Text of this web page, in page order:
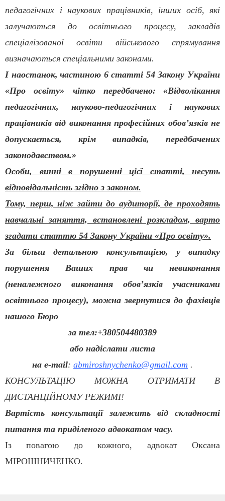
педагогічних і наукових працівників, інших осіб, які
залучаються до освітнього процесу, закладів
спеціалізованої освіти військового спрямування
визначаються спеціальними законами.
І наостанок, частиною 6 статті 54 Закону України
«Про освіту» чітко передбачено:
«Відволікання
педагогічних, науково-педагогічних і наукових
працівників від виконання професійних обов’язків не
допускається, крім випадків, передбачених
законодавством.»
Особи, винні в порушенні цієї статті, несуть
відповідальність згідно з законом.
Тому, перш, ніж зайти до аудиторії, де проходять
навчальні заняття, встановлені розкладом, варто
згадати статтю 54 Закону України «Про освіту».
За більш детальною консультацією, у випадку
порушення Ваших прав чи невиконання
(неналежного виконання обов’язків учасниками
освітнього процесу), можна звернутися до фахівців
нашого Бюро
за тел:+380504480389
або надіслати листа
на e-mail: abmiroshnychenko@gmail.com .
КОНСУЛЬТАЦІЮ МОЖНА ОТРИМАТИ В
ДИСТАНЦІЙНОМУ РЕЖИМІ!
Вартість консультації залежить від складності
питання та приділеного адвокатом часу.
Із повагою до кожного, адвокат Оксана
МІРОШНИЧЕНКО.